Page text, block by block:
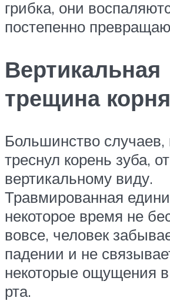
грибка, они
постепенно
Вертикальная
трещина корня
Большинство случаев,
треснул корень зуба,
вертикальному виду.
Травмированная
некоторое время не
вовсе, человек
падении и не
некоторые ощущения в
рта.